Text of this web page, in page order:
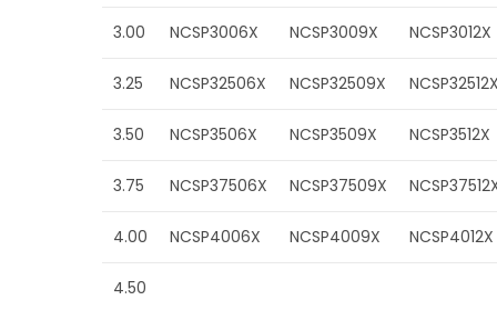
3.00 NCSP3006X NCSP3009X NCSP3012X
3.25 NCSP32506X NCSP32509X
3.50 NCSP3506X NCSP3509X NCSP3512X
3.75 NCSP37506X NCSP37509X
4.00 NCSP4006X NCSP4009X NCSP4012X
4.50